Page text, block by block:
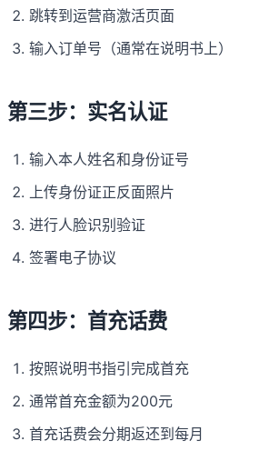
跳转到运营商激活页面
输入订单号（通常在说明书上）
第三步：实名认证
输入本人姓名和身份证号
上传身份证正反面照片
进行人脸识别验证
签署电子协议
第四步：首充话费
按照说明书指引完成首充
通常首充金额为200元
首充话费会分期返还到每月